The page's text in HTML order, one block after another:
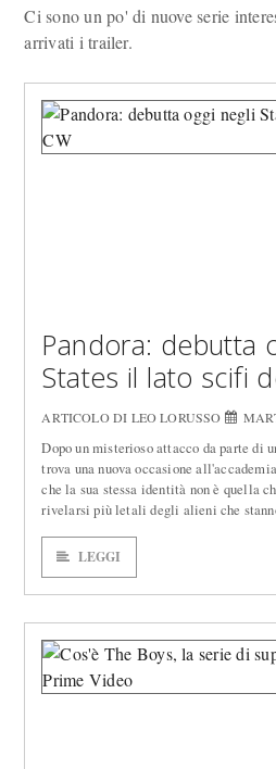
Ci sono un po' di nuove serie
arrivati i trailer.
Pandora: debutta
States il lato scifi
ARTICOLO DI LEO LORUSSO
Dopo un misterioso attacco da parte di
trova una nuova occasione
che la sua stessa identità non è quella
rivelarsi più letali degli alieni che
LEGGI